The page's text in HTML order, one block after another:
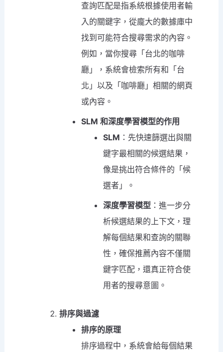
查詢匹配是指系統根據使用者輸
入的關鍵字，從龐大的數據庫中
找到可能符合搜尋需求的內容。
例如，當你搜尋「台北的咖啡
廳」，系統會檢索所有和「台
北」以及「咖啡廳」相關的網頁
或內容。
SLM 和深度學習模型的作用
SLM ：先快速篩選出與關
鍵字最相關的候選結果，
像是挑出符合條件的「候
選者」。
深度學習模型 ：進一步分
析候選結果的上下文，理
解每個結果和查詢的關聯
性，確保推薦內容不僅關
鍵字匹配，還真正符合使
用者的搜尋意圖。
排序與過濾
排序的原理
排序過程中，系統會給每個結果